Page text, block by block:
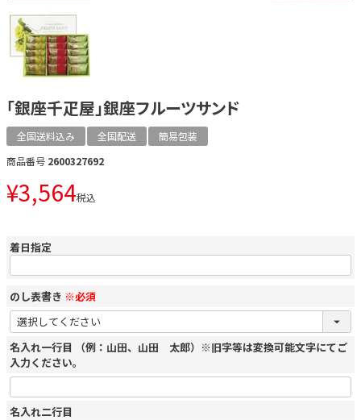
「銀座千疋屋」銀座フルーツサンド
全国送料込み 全国配送
簡易包装
商品番号 2600327692
¥3,564税込
着日指定
のし表書き ※必須
名入れ一行目 （例：山田、山田 太郎）※旧字等は変換可能文字にてご
入力ください。
名入れ二行目